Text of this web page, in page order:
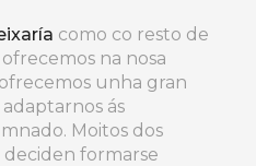
como co resto de
na nosa
unha gran
ás
Moitos dos
formarse